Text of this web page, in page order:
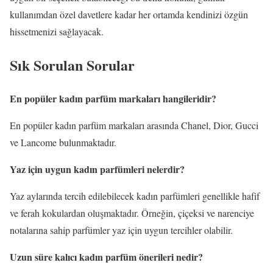
kullanımdan özel davetlere kadar her ortamda kendinizi özgün
hissetmenizi sağlayacak.
Sık Sorulan Sorular
En popüler kadın parfüm markaları hangileridir?
En popüler kadın parfüm markaları arasında Chanel, Dior, Gucci
ve Lancome bulunmaktadır.
Yaz için uygun kadın parfümleri nelerdir?
Yaz aylarında tercih edilebilecek kadın parfümleri genellikle hafif
ve ferah kokulardan oluşmaktadır. Örneğin, çiçeksi ve narenciye
notalarına sahip parfümler yaz için uygun tercihler olabilir.
Uzun süre kalıcı kadın parfüm önerileri nedir?